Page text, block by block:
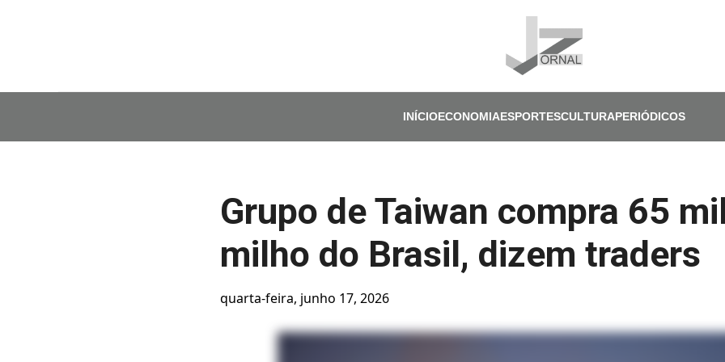
Pular para o conteúdo principal
Grupo de Taiwan compra 65
milho do Brasil, dizem traders
quarta-feira, junho 17, 2026
INÍCIOECONOMIAESPORTESCULTURAPERIÓDICOS